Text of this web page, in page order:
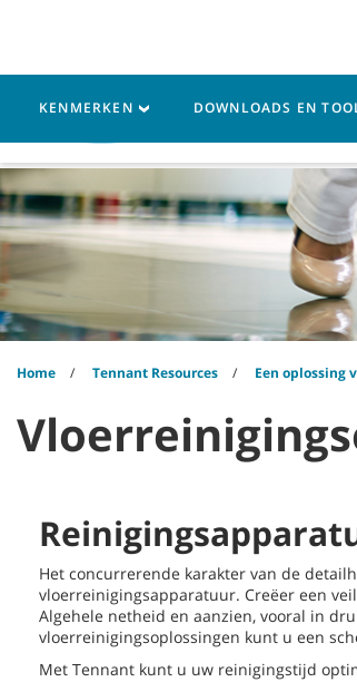
menu
Machines
Home Tennant Resources Een oplossing
Het concurrerende karakter van de
vloerreinigingsapparatuur. Creëer een
Algehele netheid en aanzien, vooral in
vloerreinigingsoplossingen kunt u een
Met Tennant kunt u uw reinigingstijd
KENMERKEN DOWNLOADS EN